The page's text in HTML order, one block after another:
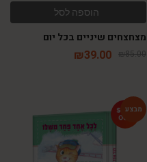
הוספה לסל
מצחצחים שיניים בכל יום
₪85.00
₪39.00